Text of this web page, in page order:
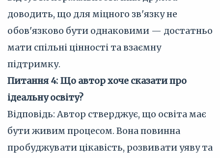
доводить, що для міцного зв'язку не
обов'язково бути однаковими — достатньо
мати спільні цінності та взаємну
підтримку.
Питання 4: Що автор хоче сказати про
ідеальну освіту?
Відповідь: Автор стверджує, що освіта має
бути живим процесом. Вона повинна
пробуджувати цікавість, розвивати уяву та